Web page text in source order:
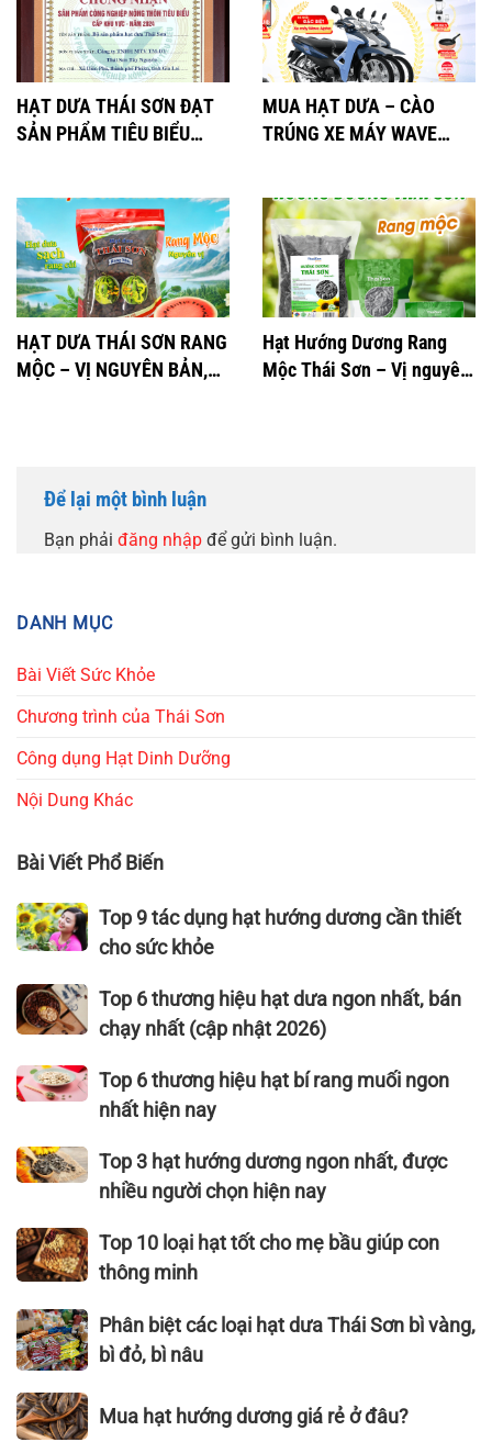
HẠT DƯA THÁI SƠN ĐẠT
SẢN PHẨM TIÊU BIỂU
MUA HẠT DƯA – CÀO
TRÚNG XE MÁY WAVE
HẠT DƯA THÁI SƠN RANG
MỘC – VỊ NGUYÊN BẢN,
Hạt Hướng Dương Rang
Mộc Thái Sơn – Vị nguyên
Để lại một bình luận
Bạn phải đăng nhập để gửi bình luận.
DANH MỤC
Bài Viết Sức Khỏe
Chương trình của Thái Sơn
Công dụng Hạt Dinh Dưỡng
Nội Dung Khác
Bài Viết Phổ Biến
Top
9
dụng
hạt
dương
cần
cho
sức
Top 9 tác dụng hạt hướng dương cần thiết
cho sức khỏe
Top
6
hiệu hạt
dưa
nhất,
bán
nhất
(cập
nhật
2026)
Top 6 thương hiệu hạt dưa ngon nhất, bán
chạy nhất (cập nhật 2026)
Top
6
hiệu
hạt
rang
muối
ngon
nhất
hiện
nay
Top 6 thương hiệu hạt bí rang muối ngon
nhất hiện nay
Top
3
hướng
dương
nhất,
được
nhiều
người
chọn
Top 3 hạt hướng dương ngon nhất, được
nhiều người chọn hiện nay
Top
10
hạt
tốt
cho
mẹ
bầu
Top 10 loại hạt tốt cho mẹ bầu giúp con
thông minh
Phân
biệt
các
loại
hạt
Phân biệt các loại hạt dưa Thái Sơn bì vàng,
bì đỏ, bì nâu
Mua
hạt
Mua hạt hướng dương giá rẻ ở đâu?